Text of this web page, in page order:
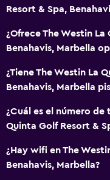
Sauna
Piscina con vista
Wifi gratis
Toallas
Artículos de aseo gratis
Resort & Spa,
¿Ofrece The Westin
Benahavis, Marbella
¿Tiene The Westin La
Benahavis, Marbella
¿Cuál es el número de
Quinta Golf Resort &
¿Hay wifi en The
Benahavis, Marbella?